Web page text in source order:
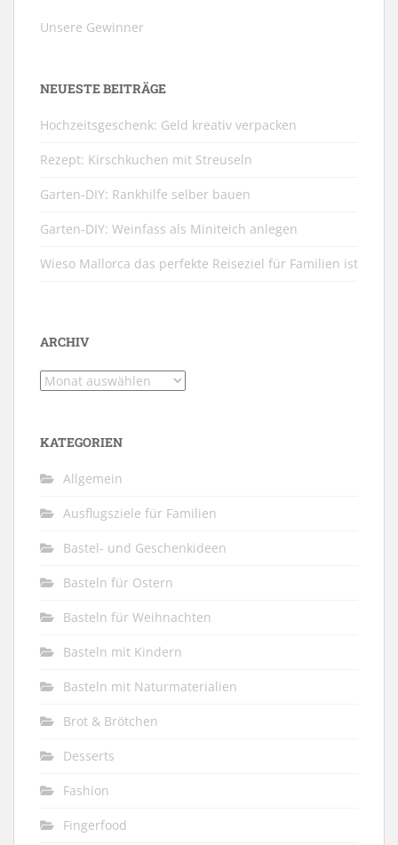
Unsere Gewinner
NEUESTE BEITRÄGE
Hochzeitsgeschenk: Geld kreativ verpacken
Rezept: Kirschkuchen mit Streuseln
Garten-DIY: Rankhilfe selber bauen
Garten-DIY: Weinfass als Miniteich anlegen
Wieso Mallorca das perfekte Reiseziel für Familien ist
ARCHIV
Archiv
KATEGORIEN
Allgemein
Ausflugsziele für Familien
Bastel- und Geschenkideen
Basteln für Ostern
Basteln für Weihnachten
Basteln mit Kindern
Basteln mit Naturmaterialien
Brot & Brötchen
Desserts
Fashion
Fingerfood